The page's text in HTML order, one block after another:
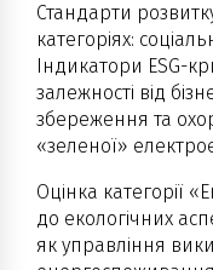
Стандарти
категоріях:
Індикатори ESG-
залежності від
збереження та
«зеленої»
Оцінка категорії
до екологічних
як управління